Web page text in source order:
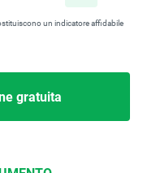
un indicatore affidabile
gratuita